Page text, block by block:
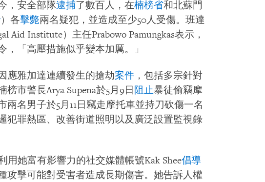
，安全部隊逮捕了數百人，在楠榜省和北蘇門
）各擊斃兩名疑犯，並造成至少50人受傷。班達
Aid Institute）主任Prabowo Pamungkas表示，
，「高壓措施似乎變本加厲。」
應雅加達連續發生的搶劫案件 ，包括多宗針對
市警長Arya Supena於5月9日 阻止暴徒偷竊摩
兩名男子於5月11日竊走摩托車並持刀砍傷一名
犯罪熱區、改善街道照明以及廣泛設置監視錄
用她富有影響力的社交媒體帳號Kak Shee倡導
攻擊可能對受害者造成長期傷害。她告訴人權